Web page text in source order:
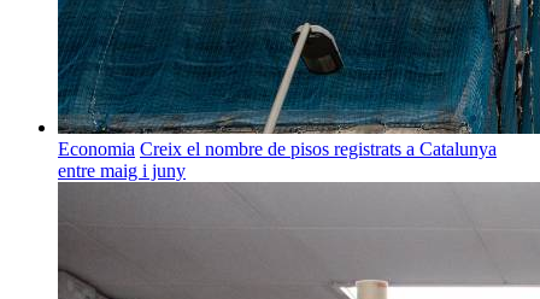
Economia Creix el nombre de pisos registrats a Catalunya
entre maig i juny